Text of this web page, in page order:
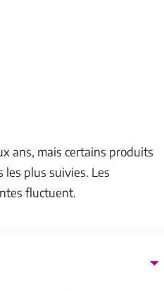
ans, mais certains produits
les plus suivies. Les
fluctuent.